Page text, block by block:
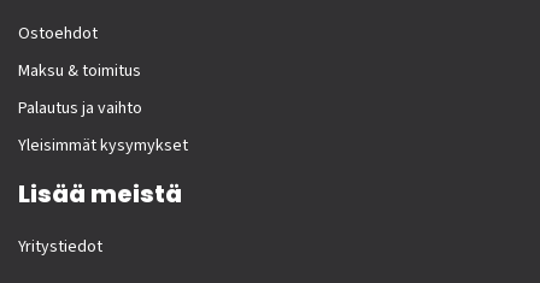
Ostoehdot
Maksu & toimitus
Palautus ja vaihto
Yleisimmät kysymykset
Lisää meistä
Yritystiedot